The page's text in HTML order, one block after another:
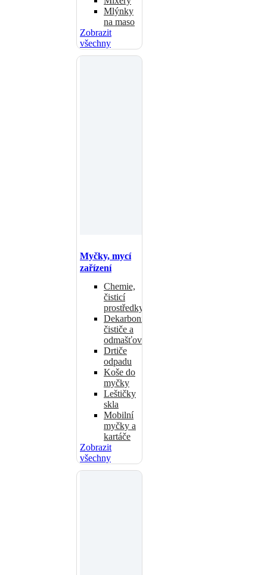
Mlýnky
na maso
Zobrazit
všechny
Myčky, mycí
zařízení
Chemie,
čisticí
prostředky
Dekarbonizační
čističe a
odmašťovače
Drtiče
odpadu
Koše do
myčky
Leštičky
skla
Mobilní
myčky a
kartáče
Zobrazit
všechny